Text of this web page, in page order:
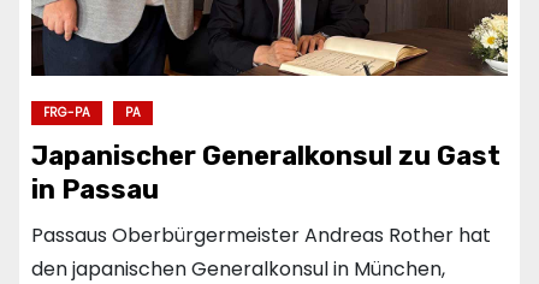
FRG-PA PA
Japanischer Generalkonsul zu Gast
in Passau
Passaus Oberbürgermeister Andreas Rother hat
den japanischen Generalkonsul in München,